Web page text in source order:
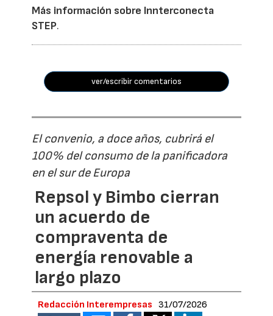
Más información sobre Innterconecta
STEP.
ver/escribir comentarios
El convenio, a doce años, cubrirá el
100% del consumo de la panificadora
en el sur de Europa
Repsol y Bimbo cierran
un acuerdo de
compraventa de
energía renovable a
largo plazo
Redacción Interempresas 31/07/2026